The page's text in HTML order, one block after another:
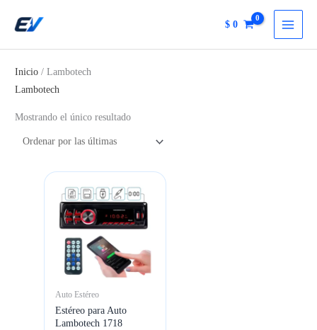
$ 0
Inicio / Lambotech
Lambotech
Mostrando el único resultado
Auto Estéreo
Estéreo para Auto
Lambotech 1718